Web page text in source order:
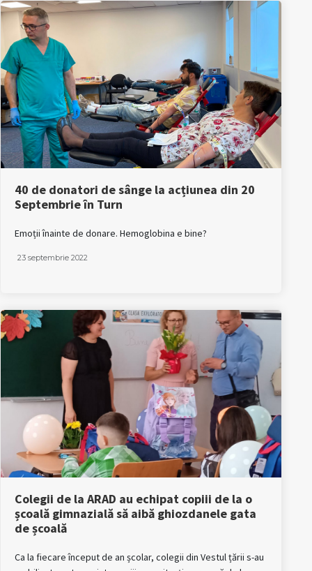
40 de donatori de sânge la acțiunea din 20
Septembrie în Turn
Emoții înainte de donare. Hemoglobina e bine?
23 septembrie 2022
Colegii de la ARAD au echipat copiii de la o
școală gimnazială să aibă ghiozdanele gata
de școală
Ca la fiecare început de an școlar, colegii din Vestul țării s-au